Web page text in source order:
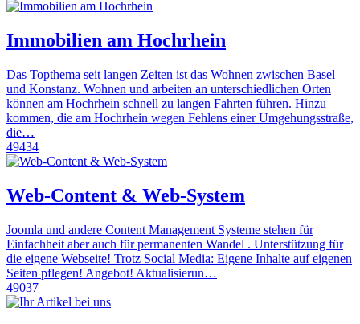
Immobilien am Hochrhein
Das Topthema seit langen Zeiten ist das Wohnen zwischen Basel
und Konstanz. Wohnen und arbeiten an unterschiedlichen Orten
können am Hochrhein schnell zu langen Fahrten führen. Hinzu
kommen, die am Hochrhein wegen Fehlens einer Umgehungsstraße,
die…
49434
Web-Content & Web-System
Joomla und andere Content Management Systeme stehen für
Einfachheit aber auch für permanenten Wandel . Unterstützung für
die eigene Webseite! Trotz Social Media: Eigene Inhalte auf eigenen
Seiten pflegen! Angebot! Aktualisierun…
49037